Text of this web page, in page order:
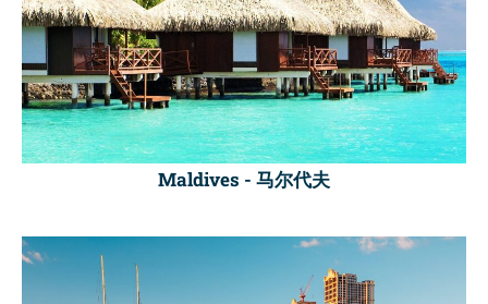
Maldives - 马尔代夫